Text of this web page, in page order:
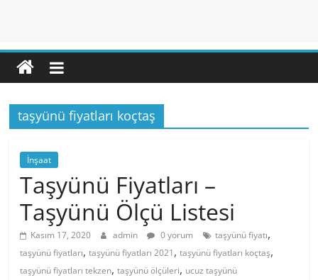
taşyünü fiyatları koçtaş
İnşaat
Taşyünü Fiyatları –
Taşyünü Ölçü Listesi
Kasım 17, 2020 admin 0 yorum taşyünü fiyatı,
taşyünü fiyatları,taşyünü fiyatları 2021,taşyünü fiyatları koçtaş,
taşyünü fiyatları tekzen,taşyünü ölçüleri, ucuz taşyünü